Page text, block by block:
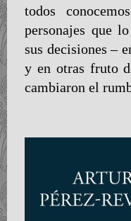
todos
personajes que
sus decisiones –
y en otras fruto
cambiaron el